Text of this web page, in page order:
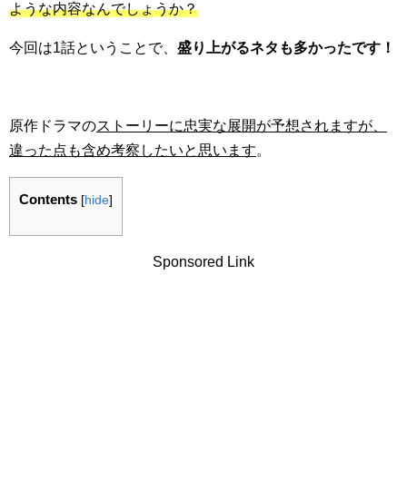
ような内容なんでしょうか？
今回は1話ということで、 盛り上がるネタも多かったです！
原作ドラマのストーリーに忠実な展開が予想されますが、
違った点も含め考察したいと思います。
Contents [hide]
Sponsored Link